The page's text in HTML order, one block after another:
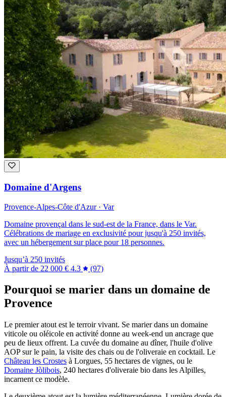
Domaine d'Argens
Provence-Alpes-Côte d'Azur · Var
Domaine provençal dans le sud-est de la France, dans le Var.
Célébrations de mariage en exclusivité pour jusqu'à 250 invités,
avec un hébergement sur place pour 18 personnes.
Jusqu’à 250 invités
À partir de 22 000 € 4.3 (97)
Pourquoi se marier dans un domaine de
Provence
Le premier atout est le terroir vivant. Se marier dans un domaine
viticole ou oléicole en activité donne au week-end un ancrage que
peu de lieux offrent. La cuvée du domaine au dîner, l'huile d'olive
AOP sur le pain, la visite des chais ou de l'oliveraie en cocktail. Le
Château les Crostes à Lorgues, 55 hectares de vignes, ou le
Domaine Jòlibois, 240 hectares d'oliveraie bio dans les Alpilles,
incarnent ce modèle.